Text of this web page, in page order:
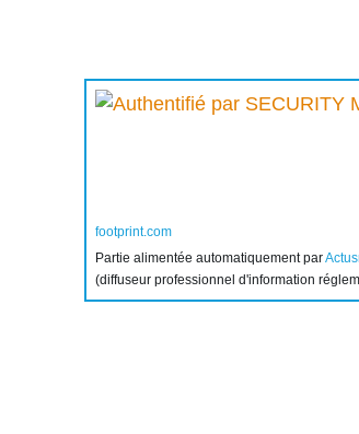
footprint.com
Partie alimentée automatiquement par
(diffuseur professionnel d'information